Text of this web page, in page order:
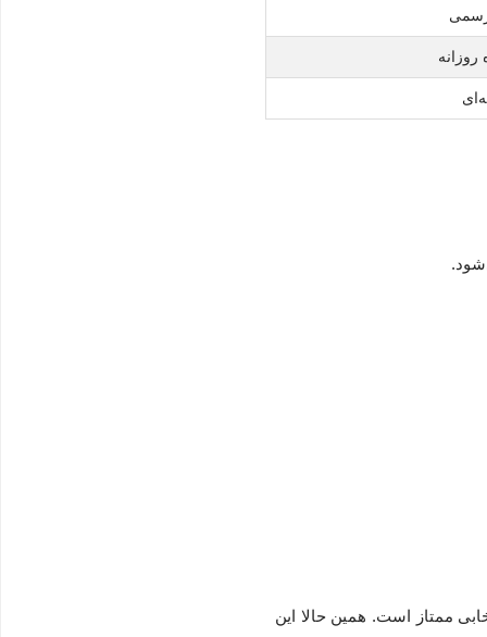
رسمی
. همین حالا این